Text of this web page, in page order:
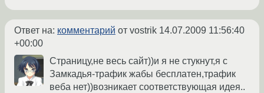
Ответ на: комментарий от vostrik 14.07.2009 11:56:40
+00:00
Страницу,не весь сайт))и я не стукнут,я с
Замкадья-трафик жабы бесплатен,трафик
веба нет))возникает соответствующая идея..